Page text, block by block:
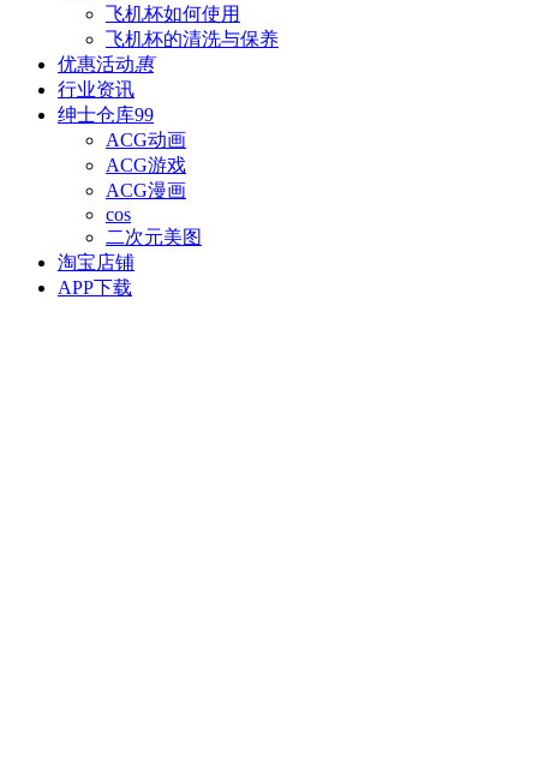
飞机杯如何使用
飞机杯的清洗与保养
优惠活动惠
行业资讯
绅士仓库99
ACG动画
ACG游戏
ACG漫画
cos
二次元美图
淘宝店铺
APP下载